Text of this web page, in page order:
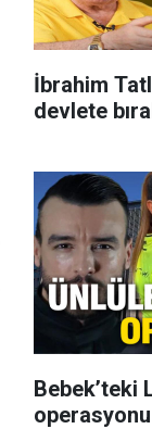
İbrahim
devlete
Bebek’teki
operasyonu